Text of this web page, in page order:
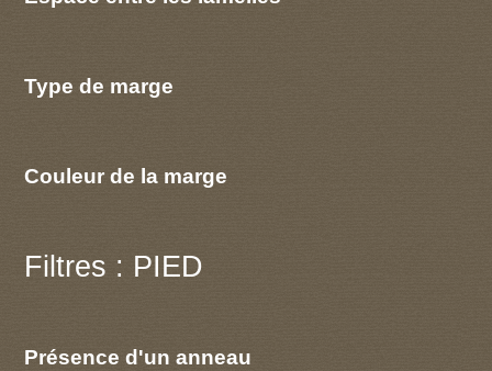
Type de marge
Couleur de la marge
Filtres : PIED
Présence d'un anneau